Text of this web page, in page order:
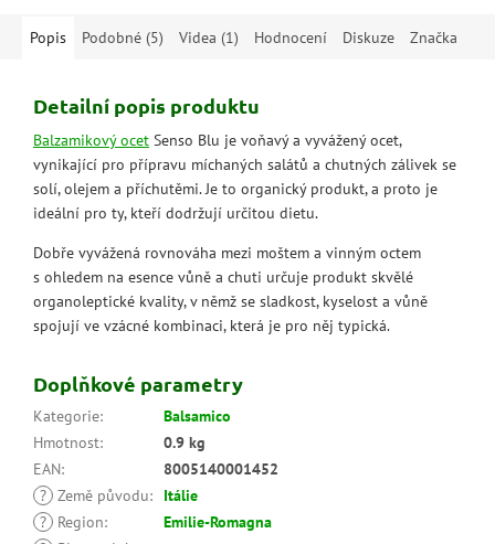
Popis Podobné (5) Videa (1) Hodnocení Diskuze Značka
Detailní popis produktu
Balzamikový ocet Senso Blu je voňavý a vyvážený ocet,
vynikající pro přípravu míchaných salátů a chutných zálivek se
solí, olejem a příchutěmi. Je to organický produkt, a proto je
ideální pro ty, kteří dodržují určitou dietu.
Dobře vyvážená rovnováha mezi moštem a vinným octem
s ohledem na esence vůně a chuti určuje produkt skvělé
organoleptické kvality, v němž se sladkost, kyselost a vůně
spojují ve vzácné kombinaci, která je pro něj typická.
Doplňkové parametry
Kategorie:
Balsamico
Hmotnost:
0.9 kg
EAN:
8005140001452
? Země původu:
Itálie
?
Region:
Emilie-Romagna